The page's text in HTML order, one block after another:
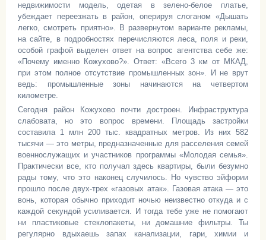
недвижимости модель, одетая в зелено-белое платье,
убеждает переезжать в район, оперируя слоганом «Дышать
легко, смотреть приятно». В развернутом варианте рекламы,
на сайте, в подробностях перечисляются леса, поля и реки,
особой графой выделен ответ на вопрос агентства себе же:
«Почему именно Кожухово?». Ответ: «Всего 3 км от МКАД,
при этом полное отсутствие промышленных зон». И не врут
ведь: промышленные зоны начинаются на четвертом
километре.
Сегодня район Кожухово почти достроен. Инфраструктура
слабовата, но это вопрос времени. Площадь застройки
составила 1 млн 200 тыс. квадратных метров. Из них 582
тысячи — это метры, предназначенные для расселения семей
военнослужащих и участников программы «Молодая семья».
Практически все, кто получал здесь квартиры, были безумно
рады тому, что это наконец случилось. Но чувство эйфории
прошло после двух-трех «газовых атак». Газовая атака — это
вонь, которая обычно приходит ночью неизвестно откуда и с
каждой секундой усиливается. И тогда тебе уже не помогают
ни пластиковые стеклопакеты, ни домашние фильтры. Ты
регулярно вдыхаешь запах канализации, гари, химии и